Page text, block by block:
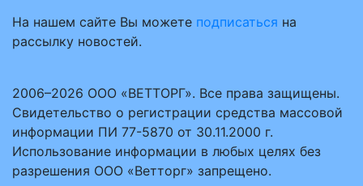
На нашем сайте Вы можете подписаться на
рассылку новостей.
2006–2026 ООО «ВЕТТОРГ». Все права защищены.
Свидетельство о регистрации средства массовой
информации ПИ 77-5870 от 30.11.2000 г.
Использование информации в любых целях без
разрешения ООО «Ветторг» запрещено.